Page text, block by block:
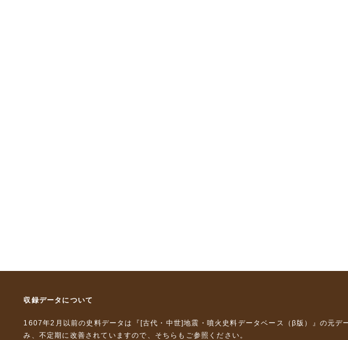
収録データについて
1607年2月以前の史料データは『 [古代・中世]地震・噴火史料データベース（β版）』 の元デ
み、不定期に改善されていますので、 そちら もご参照ください。